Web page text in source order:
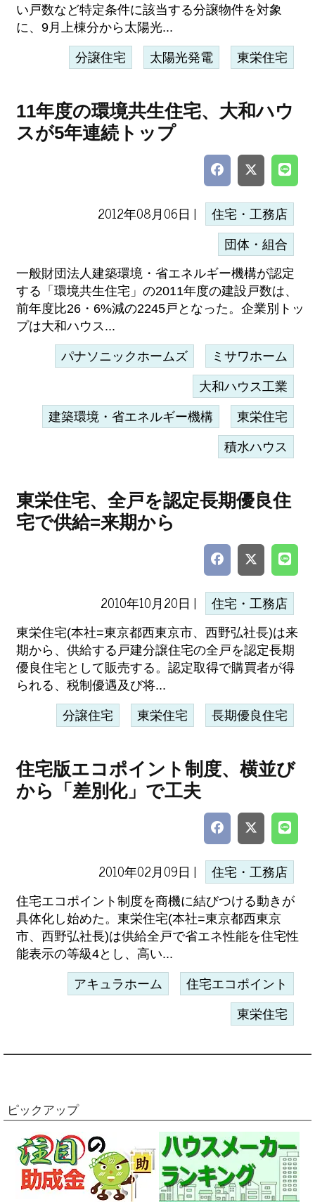
い戸数など特定条件に該当する分譲物件を対象
に、9月上棟分から太陽光...
分譲住宅 太陽光発電 東栄住宅
11年度の環境共生住宅、大和ハウ
スが5年連続トップ
2012年08月06日 | 住宅・工務店
団体・組合
一般財団法人建築環境・省エネルギー機構が認定
する「環境共生住宅」の2011年度の建設戸数は、
前年度比26・6%減の2245戸となった。企業別トッ
プは大和ハウス...
パナソニックホームズ ミサワホーム
大和ハウス工業
建築環境・省エネルギー機構 東栄住宅
積水ハウス
東栄住宅、全戸を認定長期優良住
宅で供給=来期から
2010年10月20日 | 住宅・工務店
東栄住宅(本社=東京都西東京市、西野弘社長)は来
期から、供給する戸建分譲住宅の全戸を認定長期
優良住宅として販売する。認定取得で購買者が得
られる、税制優遇及び将...
分譲住宅 東栄住宅 長期優良住宅
住宅版エコポイント制度、横並び
から「差別化」で工夫
2010年02月09日 | 住宅・工務店
住宅エコポイント制度を商機に結びつける動きが
具体化し始めた。東栄住宅(本社=東京都西東京
市、西野弘社長)は供給全戸で省エネ性能を住宅性
能表示の等級4とし、高い...
アキュラホーム 住宅エコポイント
東栄住宅
ピックアップ